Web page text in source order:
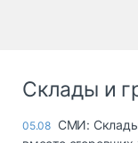
Склады и
05.08 СМИ: Склады